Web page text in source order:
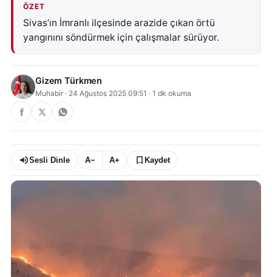
ÖZET
Sivas’ın İmranlı ilçesinde arazide çıkan örtü
yangınını söndürmek için çalışmalar sürüyor.
Gizem Türkmen
Muhabir · 24 Ağustos 2025 09:51 · 1 dk okuma
Sesli Dinle A− A+ Kaydet